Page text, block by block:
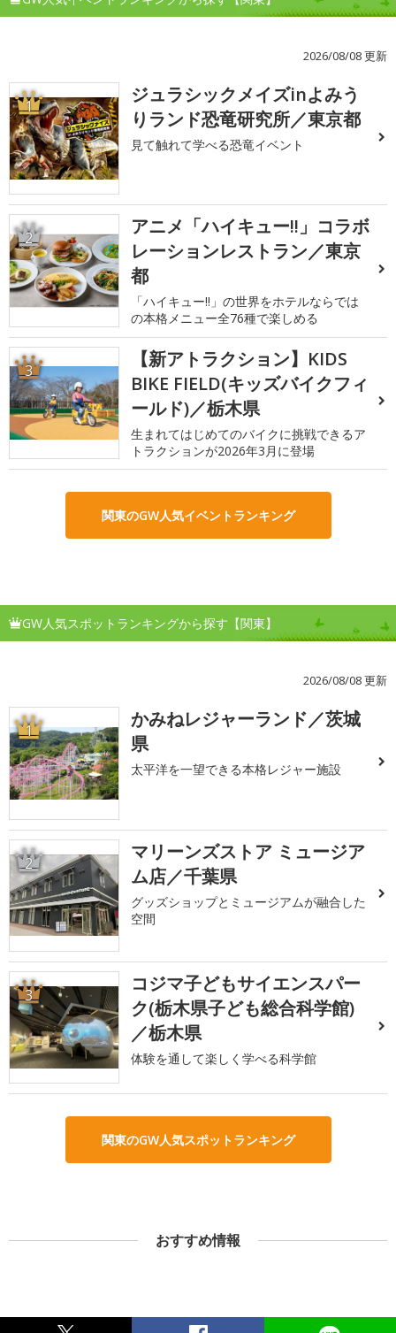
2026/08/08 更新
1
ジュラシックメイズinよみう
りランド恐竜研究所／東京都
見て触れて学べる恐竜イベント
2
アニメ「ハイキュー!!」コラボ
レーションレストラン／東京
都
「ハイキュー!!」の世界をホテルならでは
の本格メニュー全76種で楽しめる
3
【新アトラクション】KIDS
BIKE FIELD(キッズバイクフィ
ールド)／栃木県
生まれてはじめてのバイクに挑戦できるア
トラクションが2026年3月に登場
関東のGW人気イベントランキング
GW人気スポットランキングから探す【関東】
2026/08/08 更新
1
かみねレジャーランド／茨城
県
太平洋を一望できる本格レジャー施設
2
マリーンズストア ミュージア
ム店／千葉県
グッズショップとミュージアムが融合した
空間
3
コジマ子どもサイエンスパー
ク(栃木県子ども総合科学館)
／栃木県
体験を通して楽しく学べる科学館
関東のGW人気スポットランキング
おすすめ情報